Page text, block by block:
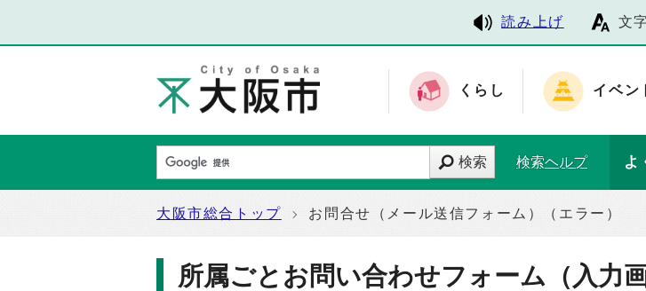
読み上げ 文
くらし イベン
検索 検索ヘルプ よ
大阪市総合トップ お問合せ（メール送信フォーム）（エラー）
所属ごとお問い合わせフォーム（入力画